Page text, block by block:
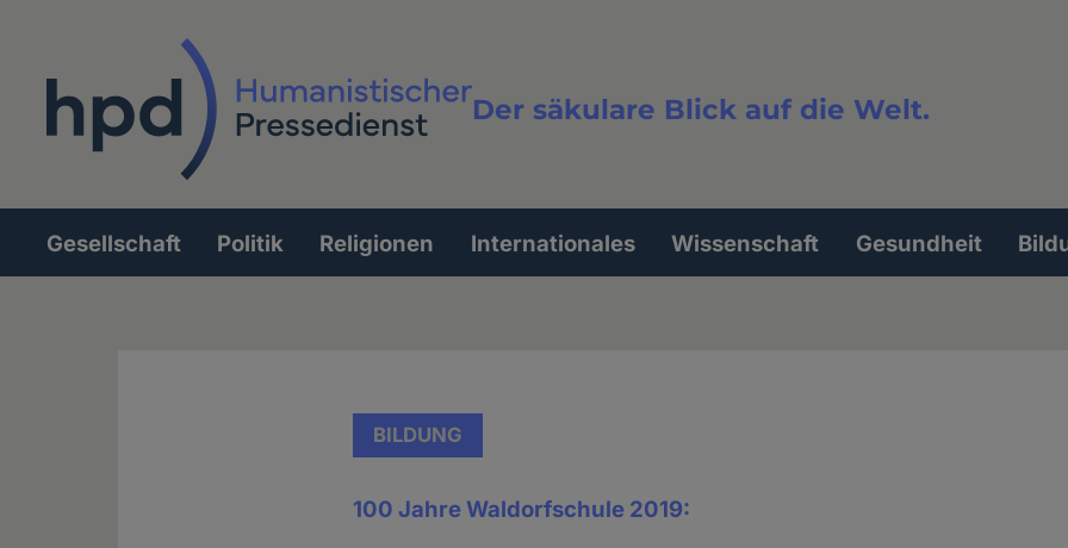
Der säkulare Blick auf die Welt.
Volltextsuche
Hauptnavigation
Gesellschaft Politik Religionen Internationales Wissenschaft Gesundheit
BILDUNG
100 Jahre Waldorfschule 2019: